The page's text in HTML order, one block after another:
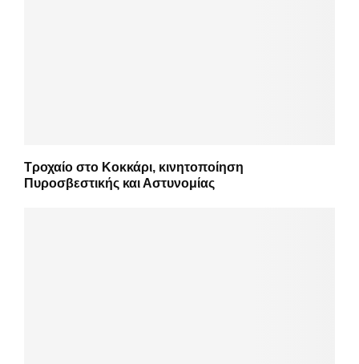
Τροχαίο στο Κοκκάρι, κινητοποίηση
Πυροσβεστικής και Αστυνομίας